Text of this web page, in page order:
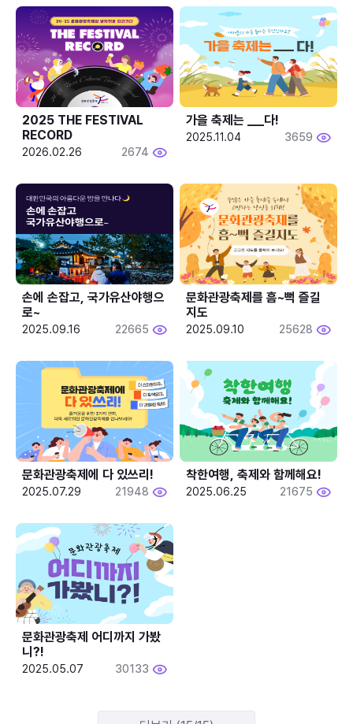
2025 THE FESTIVAL
RECORD
2026.02.26 2674
2025.11.04 3659
손에 손잡고, 국가유산야행으
로~
2025.09.16 22665
문화관광축제를 흠~뻑 즐길
지도
2025.09.10 25628
문화관광축제에 다 있쓰리!
2025.07.29 21948
착한여행, 축제와 함께해요!
2025.06.25 21675
문화관광축제 어디까지 가봤
니?!
2025.05.07 30133